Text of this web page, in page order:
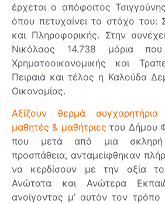
έρχεται ο απόφοιτος
όπου πετυχαίνει το στόχο του:
και Πληροφορικής. Στην
Νικόλαος 14.738 μόρια που
Χρηματοοικονομικής και
Πειραιά και τέλος η Καλούδα
Οικονομίας.
Αξίζουν θερμά
μαθητές & μαθήτριες του Δήμου
που μετά από μια σκληρή
προσπάθεια, ανταμείφθηκαν
να κερδίσουν με την αξία
Ανώτατα και Ανώτερα
ανοίγοντας μ’ αυτόν τον